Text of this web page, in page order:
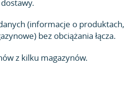
(informacje o produktach,
bez obciążania łącza.
z kilku magazynów.